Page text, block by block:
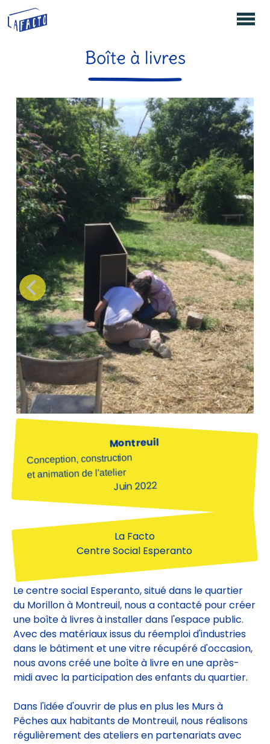
Boîte à livres
Montreuil
Conception, construction
et animation de l'atelier
Juin 2022
La Facto
Centre Social Esperanto
Le centre social Esperanto, situé dans le quartier
du Morillon à Montreuil, nous a contacté pour créer
une boîte à livres à installer dans l'espace public.
Avec des matériaux issus du réemploi d'industries
dans le bâtiment et une vitre récupéré d'occasion,
nous avons créé une boîte à livre en une après-
midi avec la participation des enfants du quartier.
Dans l'idée d'ouvrir de plus en plus les Murs à
Pêches aux habitants de Montreuil, nous réalisons
régulièrement des ateliers en partenariats avec
des centres sociaux de la ville.
Projets
Construction Mobilier atelier Concertation
programmation AMU Etude AMO chantier